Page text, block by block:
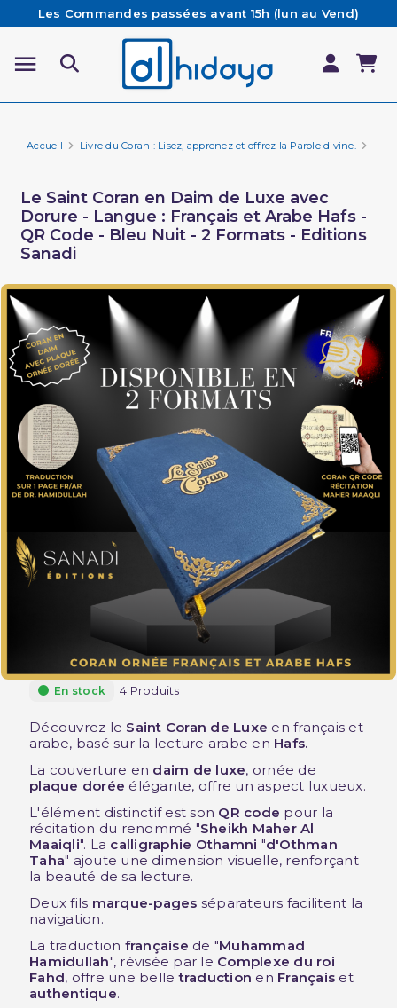
Les Commandes passées avant 15h (lun au Vend)
sont préparées et expédiées le jour même
Besoin d'aide ? Retrouvez notre FAQ
Livraison offerte à partir de 65€ d'achat*
Accueil Livre du Coran : Lisez, apprenez et offrez la Parole divine.
Le Saint Coran en Daim de Luxe avec
Dorure - Langue : Français et Arabe Hafs -
QR Code - Bleu Nuit - 2 Formats - Editions
Sanadi
En stock 4 Produits
Découvrez le Saint Coran de Luxe en français et
arabe, basé sur la lecture arabe en Hafs.
La couverture en daim de luxe, ornée de
plaque dorée élégante, offre un aspect luxueux.
L'élément distinctif est son QR code pour la
récitation du renommé "Sheikh Maher Al
Maaiqli". La calligraphie Othamni "d'Othman
Taha" ajoute une dimension visuelle, renforçant
la beauté de sa lecture.
Deux fils marque-pages séparateurs facilitent la
navigation.
La traduction française de "Muhammad
Hamidullah", révisée par le Complexe du roi
Fahd, offre une belletraduction en Français et
authentique.